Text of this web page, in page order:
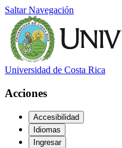
Saltar Navegación
Universidad de Costa Rica
Acciones
Accesibilidad
Idiomas
Ingresar